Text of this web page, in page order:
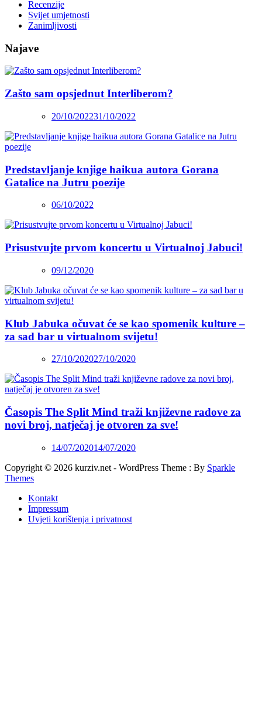
Recenzije
Svijet umjetnosti
Zanimljivosti
Najave
Zašto sam opsjednut Interliberom?
20/10/202231/10/2022
Predstavljanje knjige haikua autora Gorana
Gatalice na Jutru poezije
06/10/2022
Prisustvujte prvom koncertu u Virtualnoj Jabuci!
09/12/2020
Klub Jabuka očuvat će se kao spomenik kulture –
za sad bar u virtualnom svijetu!
27/10/202027/10/2020
Časopis The Split Mind traži književne radove za
novi broj, natječaj je otvoren za sve!
14/07/202014/07/2020
Copyright © 2026 kurziv.net - WordPress Theme : By Sparkle
Themes
Kontakt
Impressum
Uvjeti korištenja i privatnost